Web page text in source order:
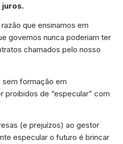
juros.
que ensinamos em
governos nunca poderiam ter
chamados pelo nosso
formação em
proibidos de “especular” com
(e prejuízos) ao gestor
especular o futuro é brincar